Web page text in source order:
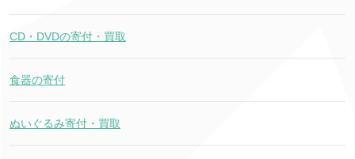
CD・DVDの寄付・買取
食器の寄付
ぬいぐるみ寄付・買取